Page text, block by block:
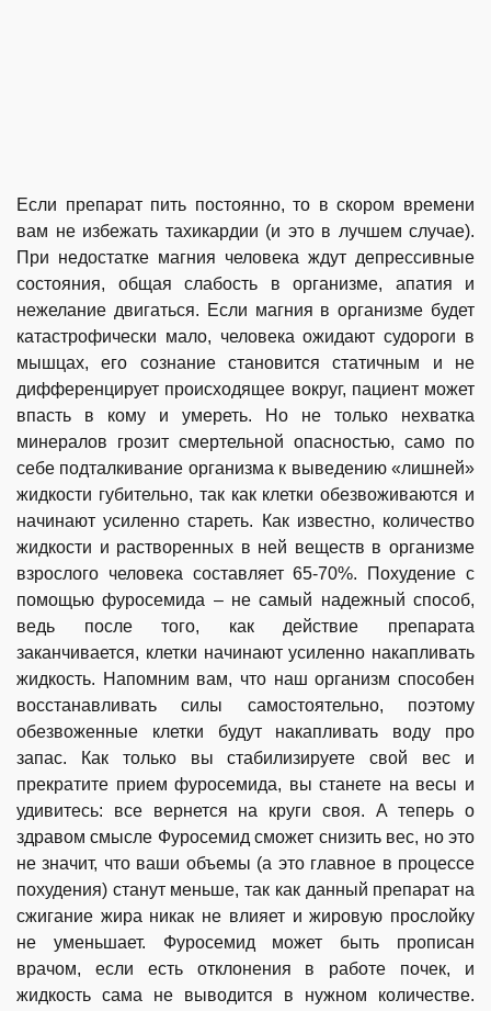
Если препарат пить постоянно, то в скором времени
вам не избежать тахикардии (и это в лучшем случае).
При недостатке магния человека ждут депрессивные
состояния, общая слабость в организме, апатия и
нежелание двигаться. Если магния в организме будет
катастрофически мало, человека ожидают судороги в
мышцах, его сознание становится статичным и не
дифференцирует происходящее вокруг, пациент может
впасть в кому и умереть. Но не только нехватка
минералов грозит смертельной опасностью, само по
себе подталкивание организма к выведению «лишней»
жидкости губительно, так как клетки обезвоживаются и
начинают усиленно стареть. Как известно, количество
жидкости и растворенных в ней веществ в организме
взрослого человека составляет 65-70%. Похудение с
помощью фуросемида – не самый надежный способ,
ведь после того, как действие препарата
заканчивается, клетки начинают усиленно накапливать
жидкость. Напомним вам, что наш организм способен
восстанавливать силы самостоятельно, поэтому
обезвоженные клетки будут накапливать воду про
запас. Как только вы стабилизируете свой вес и
прекратите прием фуросемида, вы станете на весы и
удивитесь: все вернется на круги своя. А теперь о
здравом смысле Фуросемид сможет снизить вес, но это
не значит, что ваши объемы (а это главное в процессе
похудения) станут меньше, так как данный препарат на
сжигание жира никак не влияет и жировую прослойку
не уменьшает. Фуросемид может быть прописан
врачом, если есть отклонения в работе почек, и
жидкость сама не выводится в нужном количестве.